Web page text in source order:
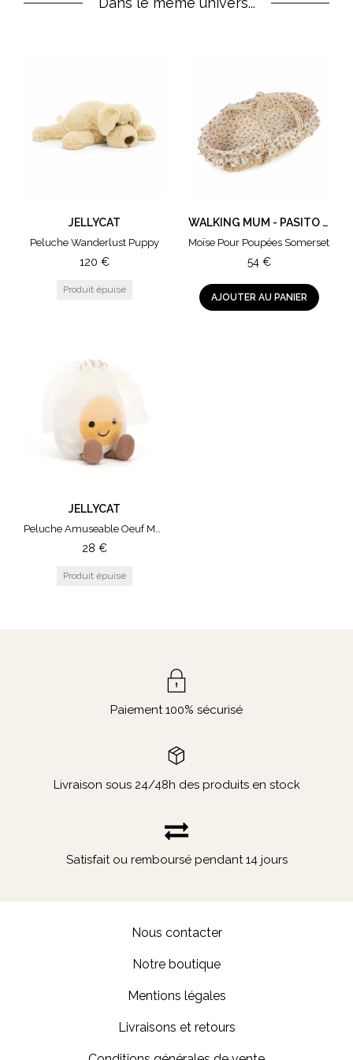
JELLYCAT
Peluche Wanderlust Puppy
120 €
WALKING MUM - PASITO A PASITO
Moïse Pour Poupées Somerset
54 €
AJOUTER AU PANIER
JELLYCAT
Peluche Amuseable Oeuf Mariée
28 €
Paiement 100% sécurisé
Livraison sous 24/48h des produits en stock
Satisfait ou remboursé pendant 14 jours
Nous contacter
Notre boutique
Mentions légales
Livraisons et retours